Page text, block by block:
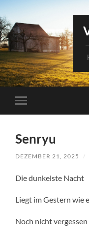
Mobile-
Menü
Senryu
DEZEMBER 21, 2025 /
Die dunkelste Nacht
Liegt im Gestern wie
Noch nicht vergessen